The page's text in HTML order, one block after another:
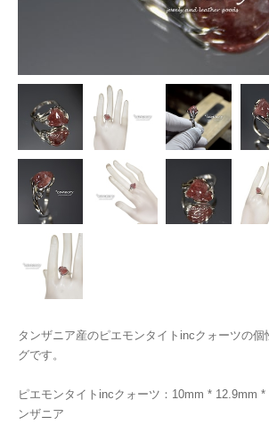
タンザニア産のピエモンタイトincクォーツの
グです。
ピエモンタイトincクォーツ：10mm * 12.9mm
ンザニア